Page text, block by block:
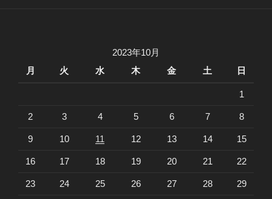
2023年10月
月
火 水 木 金 土 日
1
2 3 4 5 6 7 8
9 10 11 12 13 14 15
16 17 18 19 20 21 22
23 24 25 26 27 28 29